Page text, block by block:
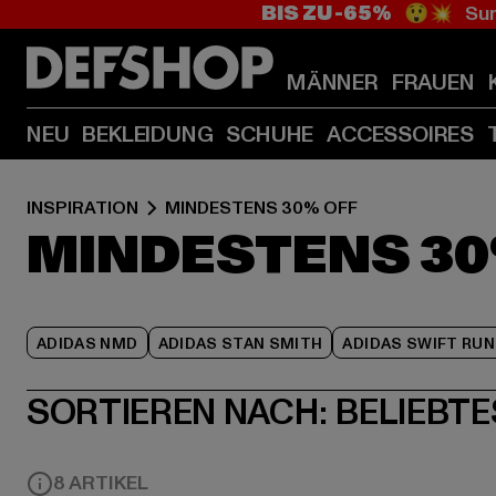
BIS ZU -65% 😲💥
MÄNNER FRAUEN
NEU BEKLEIDUNG SCHUHE ACCESSOIRES
INSPIRATION MINDESTENS 30% OFF
MINDESTENS
ADIDAS NMD ADIDAS STAN SMITH ADIDAS SWIFT RUN
SORTIEREN NACH:
8 ARTIKEL